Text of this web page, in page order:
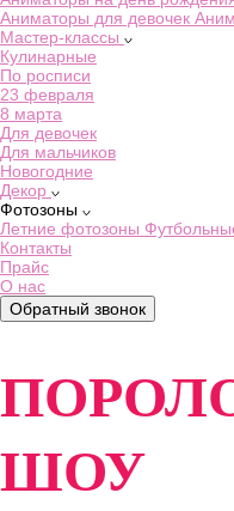
Аниматоры для девочек
Мастер-классы
Кулинарные
По росписи
23 февраля
8 марта
Для девочек
Для мальчиков
Новогодние
Декор
Фотозоны
Летние фотозоны
Контакты
Прайс
О нас
Обратный звонок
ШОУ